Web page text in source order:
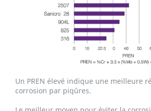
Un PREN élevé indique une meilleure
corrosion par piqûres.